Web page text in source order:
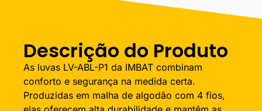
Descrição do Produto
As luvas LV-ABL-P1 da IMBAT combinam
conforto e segurança na medida certa.
Produzidas em malha de algodão com 4 fios,